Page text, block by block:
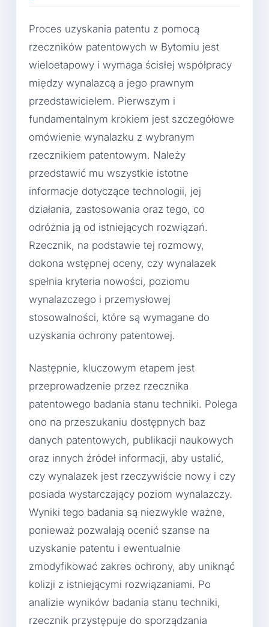
Proces uzyskania patentu z pomocą
rzeczników patentowych w Bytomiu jest
wieloetapowy i wymaga ścisłej współpracy
między wynalazcą a jego prawnym
przedstawicielem. Pierwszym i
fundamentalnym krokiem jest szczegółowe
omówienie wynalazku z wybranym
rzecznikiem patentowym. Należy
przedstawić mu wszystkie istotne
informacje dotyczące technologii, jej
działania, zastosowania oraz tego, co
odróżnia ją od istniejących rozwiązań.
Rzecznik, na podstawie tej rozmowy,
dokona wstępnej oceny, czy wynalazek
spełnia kryteria nowości, poziomu
wynalazczego i przemysłowej
stosowalności, które są wymagane do
uzyskania ochrony patentowej.
Następnie, kluczowym etapem jest
przeprowadzenie przez rzecznika
patentowego badania stanu techniki. Polega
ono na przeszukaniu dostępnych baz
danych patentowych, publikacji naukowych
oraz innych źródeł informacji, aby ustalić,
czy wynalazek jest rzeczywiście nowy i czy
posiada wystarczający poziom wynalazczy.
Wyniki tego badania są niezwykle ważne,
ponieważ pozwalają ocenić szanse na
uzyskanie patentu i ewentualnie
zmodyfikować zakres ochrony, aby uniknąć
kolizji z istniejącymi rozwiązaniami. Po
analizie wyników badania stanu techniki,
rzecznik przystępuje do sporządzania